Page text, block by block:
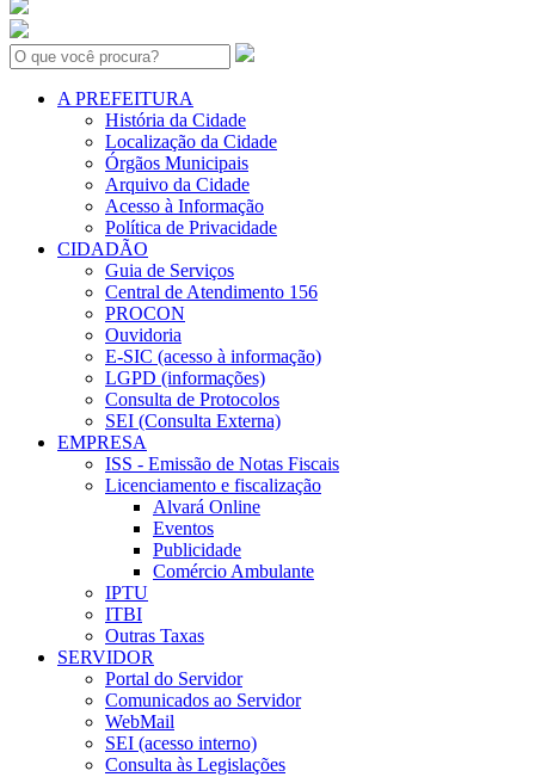
Search:
A PREFEITURA
História da Cidade
Localização da Cidade
Órgãos Municipais
Arquivo da Cidade
Acesso à Informação
Política de Privacidade
CIDADÃO
Guia de Serviços
Central de Atendimento 156
PROCON
Ouvidoria
E-SIC (acesso à informação)
LGPD (informações)
Consulta de Protocolos
SEI (Consulta Externa)
EMPRESA
ISS - Emissão de Notas Fiscais
Licenciamento e fiscalização
Alvará Online
Eventos
Publicidade
Comércio Ambulante
IPTU
ITBI
Outras Taxas
SERVIDOR
Portal do Servidor
Comunicados ao Servidor
WebMail
SEI (acesso interno)
Consulta às Legislações